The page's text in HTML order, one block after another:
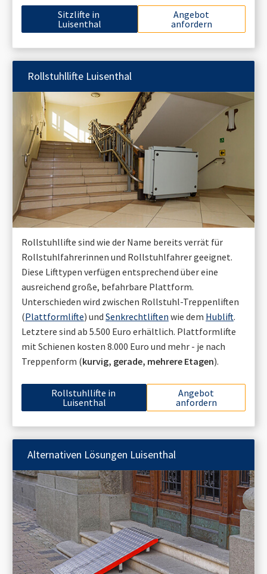
Sitzlifte in
Luisenthal
Angebot
anfordern
Rollstuhllifte Luisenthal
Rollstuhllifte sind wie der Name bereits verrät für
Rollstuhlfahrerinnen und Rollstuhlfahrer geeignet.
Diese Lifttypen verfügen entsprechend über eine
ausreichend große, befahrbare Plattform.
Unterschieden wird zwischen Rollstuhl-Treppenliften
(Plattformlifte) und Senkrechtliften wie dem Hublift.
Letztere sind ab 5.500 Euro erhältlich. Plattformlifte
mit Schienen kosten 8.000 Euro und mehr - je nach
Treppenform (kurvig, gerade, mehrere Etagen).
Rollstuhllifte in
Luisenthal
Angebot
anfordern
Alternativen Lösungen Luisenthal